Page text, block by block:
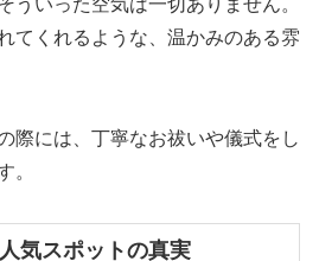
ういった空気は一切ありません。
てくれるような、温かみのある雰
際には、丁寧なお祓いや儀式をし
。
気スポットの真実